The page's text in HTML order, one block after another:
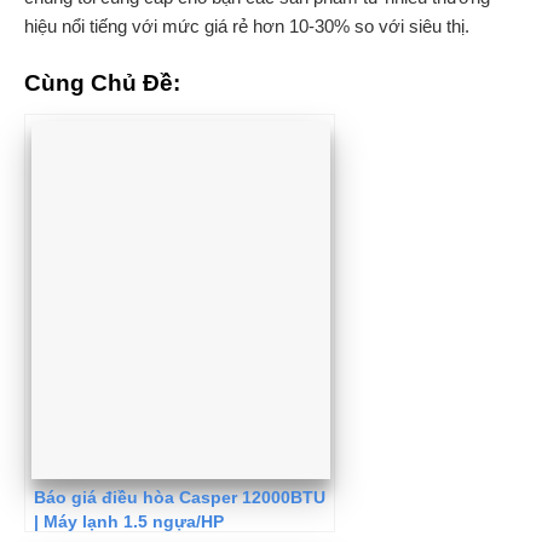
hiệu nổi tiếng với mức giá rẻ hơn 10-30% so với siêu thị.
Cùng Chủ Đề:
Báo giá điều hòa Casper 12000BTU
| Máy lạnh 1.5 ngựa/HP